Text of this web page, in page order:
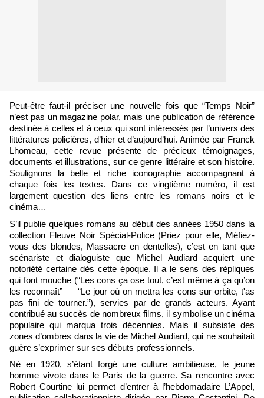
Peut-être faut-il préciser une nouvelle fois que “Temps Noir”
n’est pas un magazine polar, mais une publication de référence
destinée à celles et à ceux qui sont intéressés par l’univers des
littératures policières, d’hier et d’aujourd’hui. Animée par Franck
Lhomeau, cette revue présente de précieux témoignages,
documents et illustrations, sur ce genre littéraire et son histoire.
Soulignons la belle et riche iconographie accompagnant à
chaque fois les textes. Dans ce vingtième numéro, il est
largement question des liens entre les romans noirs et le
cinéma…
S’il publie quelques romans au début des années 1950 dans la
collection Fleuve Noir Spécial-Police (Priez pour elle, Méfiez-
vous des blondes, Massacre en dentelles), c’est en tant que
scénariste et dialoguiste que Michel Audiard acquiert une
notoriété certaine dès cette époque. Il a le sens des répliques
qui font mouche (“Les cons ça ose tout, c’est même à ça qu’on
les reconnaît”— “Le jour où on mettra les cons sur orbite, t'as
pas fini de tourner.”), servies par de grands acteurs. Ayant
contribué au succès de nombreux films, il symbolise un cinéma
populaire qui marqua trois décennies. Mais il subsiste des
zones d’ombres dans la vie de Michel Audiard, qui ne souhaitait
guère s’exprimer sur ses débuts professionnels.
Né en 1920, s’étant forgé une culture ambitieuse, le jeune
homme vivote dans le Paris de la guerre. Sa rencontre avec
Robert Courtine lui permet d’entrer à l’hebdomadaire L’Appel,